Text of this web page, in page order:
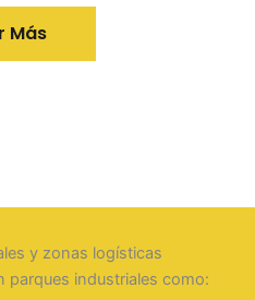
Más
y zonas logísticas
parques industriales como: